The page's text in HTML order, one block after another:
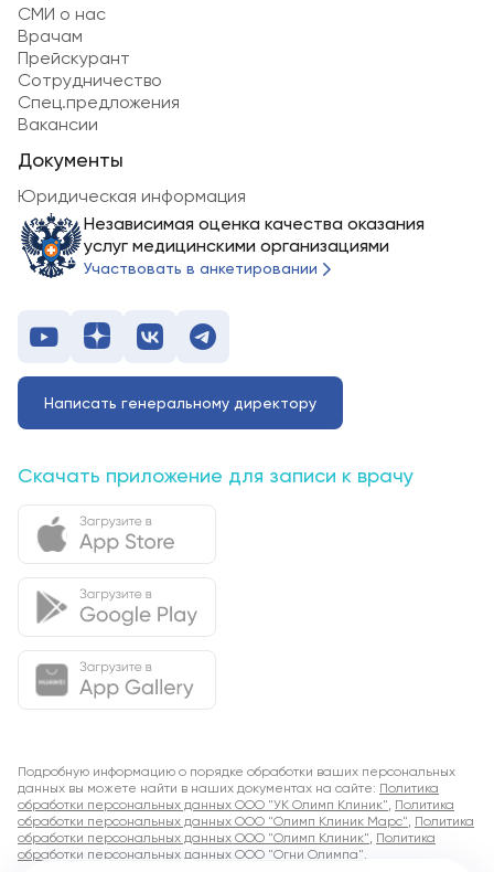
Скачать приложение для записи к врачу
Написать генеральному директору
СМИ о нас
Врачам
Прейскурант
Сотрудничество
Спец.предложения
Вакансии
Документы
Юридическая информация
Независимая оценка качества оказания
услуг медицинскими организациями
Участвовать в анкетировании
Подробную информацию о порядке обработки ваших персональных
данных вы можете найти в наших документах на сайте: Политика
обработки персональных данных ООО "УК Олимп Клиник", Политика
обработки персональных данных ООО "Олимп Клиник Марс", Политика
обработки персональных данных ООО "Олимп Клиник", Политика
обработки персональных данных ООО "Огни Олимпа".